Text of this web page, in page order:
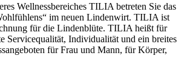
Wellnessbereiches TILIA betreten Sie das
im neuen Lindenwirt. TILIA ist
für die Lindenblüte. TILIA heißt für
Servicequalität, Individualität und ein breites
für Frau und Mann, für Körper,